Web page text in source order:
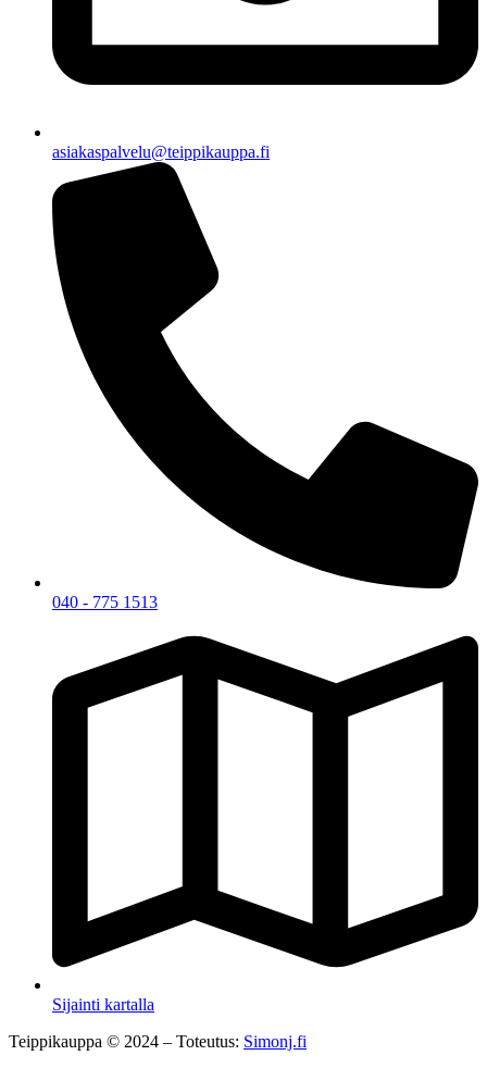
asiakaspalvelu@teippikauppa.fi
040 - 775 1513
Sijainti kartalla
Teippikauppa © 2024 – Toteutus: Simonj.fi